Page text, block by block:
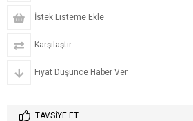
İstek Listeme Ekle
Karşılaştır
Fiyat Düşünce Haber Ver
TAVSIYE ET